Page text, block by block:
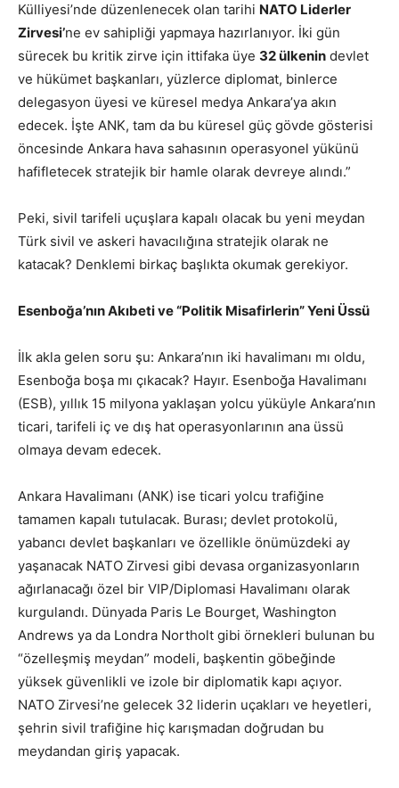
Külliyesi’nde düzenlenecek olan tarihi NATO Liderler
Zirvesi’ne ev sahipliği yapmaya hazırlanıyor. İki gün
sürecek bu kritik zirve için ittifaka üye 32 ülkenin devlet
ve hükümet başkanları, yüzlerce diplomat, binlerce
delegasyon üyesi ve küresel medya Ankara’ya akın
edecek. İşte ANK, tam da bu küresel güç gövde gösterisi
öncesinde Ankara hava sahasının operasyonel yükünü
hafifletecek stratejik bir hamle olarak devreye alındı.”
Peki, sivil tarifeli uçuşlara kapalı olacak bu yeni meydan
Türk sivil ve askeri havacılığına stratejik olarak ne
katacak? Denklemi birkaç başlıkta okumak gerekiyor.
Esenboğa’nın Akıbeti ve “Politik Misafirlerin” Yeni Üssü
İlk akla gelen soru şu: Ankara’nın iki havalimanı mı oldu,
Esenboğa boşa mı çıkacak? Hayır. Esenboğa Havalimanı
(ESB), yıllık 15 milyona yaklaşan yolcu yüküyle Ankara’nın
ticari, tarifeli iç ve dış hat operasyonlarının ana üssü
olmaya devam edecek.
Ankara Havalimanı (ANK) ise ticari yolcu trafiğine
tamamen kapalı tutulacak. Burası; devlet protokolü,
yabancı devlet başkanları ve özellikle önümüzdeki ay
yaşanacak NATO Zirvesi gibi devasa organizasyonların
ağırlanacağı özel bir VIP/Diplomasi Havalimanı olarak
kurgulandı. Dünyada Paris Le Bourget, Washington
Andrews ya da Londra Northolt gibi örnekleri bulunan bu
“özelleşmiş meydan” modeli, başkentin göbeğinde
yüksek güvenlikli ve izole bir diplomatik kapı açıyor.
NATO Zirvesi’ne gelecek 32 liderin uçakları ve heyetleri,
şehrin sivil trafiğine hiç karışmadan doğrudan bu
meydandan giriş yapacak.